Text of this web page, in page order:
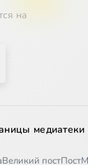
на
медиатеки
Великий постПост